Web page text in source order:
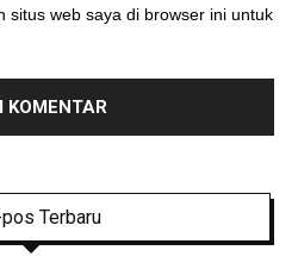
situs web saya di browser ini untuk
Terbaru